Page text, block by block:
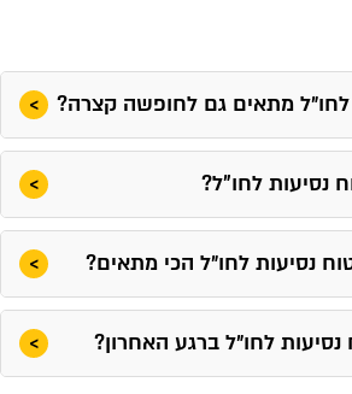
לחו״ל מתאים גם לחופשה קצרה?
נסיעות לחו"ל?
נסיעות לחו״ל הכי מתאים?
לחו״ל ברגע האחרון?